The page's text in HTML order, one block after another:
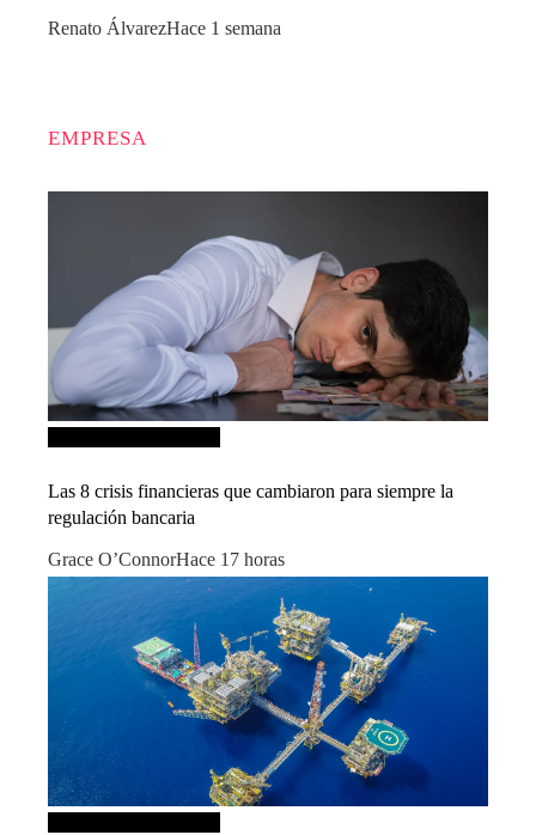
Renato ÁlvarezHace 1 semana
EMPRESA
Las 8 crisis financieras que cambiaron para siempre la
regulación bancaria
Grace O’ConnorHace 17 horas